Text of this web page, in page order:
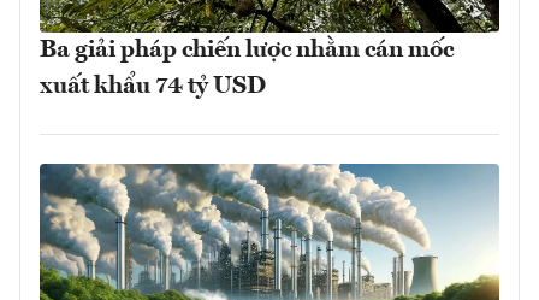
Ba giải pháp chiến lược nhằm cán mốc
xuất khẩu 74 tỷ USD